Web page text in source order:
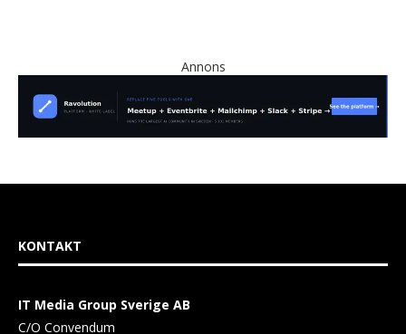
Annons
KONTAKT
IT Media Group Sverige AB
C/O Convendum